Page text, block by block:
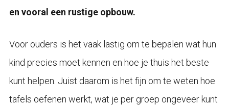
en vooral een rustige opbouw.
Voor ouders is het vaak lastig om te bepalen wat hun
kind precies moet kennen en hoe je thuis het beste
kunt helpen. Juist daarom is het fijn om te weten hoe
tafels oefenen werkt, wat je per groep ongeveer kunt